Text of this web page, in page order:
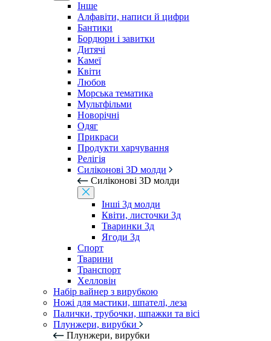
Інше
Алфавіти, написи й цифри
Бантики
Бордюри і завитки
Дитячі
Камеї
Квіти
Любов
Морська тематика
Мультфільми
Новорічні
Одяг
Прикраси
Продукти харчування
Релігія
Силіконові 3D молди
Силіконові 3D молди
Інші 3д молди
Квіти, листочки 3д
Тваринки 3д
Ягоди 3д
Спорт
Тварини
Транспорт
Хелловін
Набір вайнер з вирубкою
Ножі для мастики, шпателі, леза
Палички, трубочки, шпажки та вісі
Плунжери, вирубки
Плунжери, вирубки